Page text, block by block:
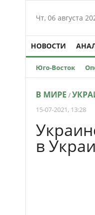
Чт, 06 августа
НОВОСТИ
Юго-Восток
В МИРЕ /
15-07-2021, 13:28
в